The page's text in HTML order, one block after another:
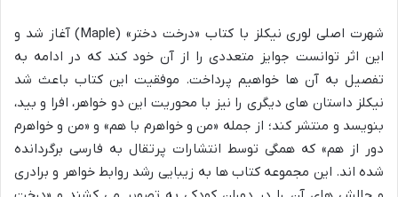
شهرت اصلی لوری نیکلز با کتاب «درخت دختر» (Maple) آغاز شد و
این اثر توانست جوایز متعددی را از آن خود کند که در ادامه به
تفصیل به آن ها خواهیم پرداخت. موفقیت این کتاب باعث شد
نیکلز داستان های دیگری را نیز با محوریت این دو خواهر، افرا و بید،
بنویسد و منتشر کند؛ از جمله «من و خواهرم با هم» و «من و خواهرم
دور از هم» که همگی توسط انتشارات پرتقال به فارسی برگردانده
شده اند. این مجموعه کتاب ها به زیبایی رشد روابط خواهر و برادری